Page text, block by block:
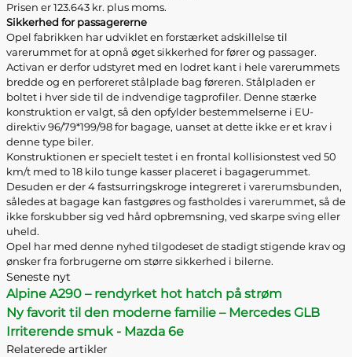
Prisen er 123.643 kr. plus moms.
Sikkerhed for passagererne
Opel fabrikken har udviklet en forstærket adskillelse til
varerummet for at opnå øget sikkerhed for fører og passager.
Activan er derfor udstyret med en lodret kant i hele varerummets
bredde og en perforeret stålplade bag føreren. Stålpladen er
boltet i hver side til de indvendige tagprofiler. Denne stærke
konstruktion er valgt, så den opfylder bestemmelserne i EU-
direktiv 96/79*199/98 for bagage, uanset at dette ikke er et krav i
denne type biler.
Konstruktionen er specielt testet i en frontal kollisionstest ved 50
km/t med to 18 kilo tunge kasser placeret i bagagerummet.
Desuden er der 4 fastsurringskroge integreret i varerumsbunden,
således at bagage kan fastgøres og fastholdes i varerummet, så de
ikke forskubber sig ved hård opbremsning, ved skarpe sving eller
uheld.
Opel har med denne nyhed tilgodeset de stadigt stigende krav og
ønsker fra forbrugerne om større sikkerhed i bilerne.
Seneste nyt
Alpine A290 – rendyrket hot hatch på strøm
Ny favorit til den moderne familie – Mercedes GLB
Irriterende smuk - Mazda 6e
Relaterede artikler